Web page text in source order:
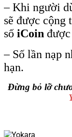
– Khi người
sẽ được cộng
số iCoin
– Số lần nạp
hạn.
Đừng bỏ lỡ